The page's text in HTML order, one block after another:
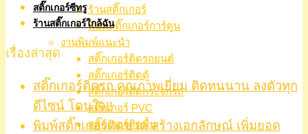
ร้านสติ๊กเกอร์
พิมพ์สติ๊กเกอร์การ์ตูน
งานพิมพ์แนะนำ
สติ๊กเกอร์ติดรถยนต์
สติ๊กเกอร์ติดตู้
สติ๊กเกอร์ติดกระจกรถ
สติ๊กเกอร์ PVC
สติ๊กเกอร์ติดพื้น
สติ๊กเกอร์ซีทรู
ร้านสติ๊กเกอร์ใกล้ฉัน
เรื่องล่าสุด
สติ๊กเกอร์ติดรถ คุณภาพเยี่ยม ติดทนนาน ลงตัวทุก
ดีไซน์ โดนใจ!!
พิมพ์สติ๊กเกอร์ติดขวด สร้างเอกลักษณ์ เพิ่มยอด